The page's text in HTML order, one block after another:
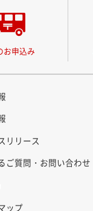
お申込み
リリース
ご質問・お問い合わせ
ップ